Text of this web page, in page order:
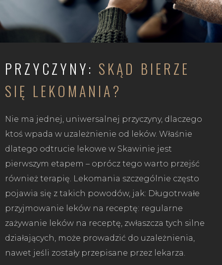
PRZYCZYNY: SKĄD BIERZE
SIĘ LEKOMANIA?
Nie ma jednej, uniwersalnej przyczyny, dlaczego
ktoś wpada w uzależnienie od leków. Właśnie
dlatego odtrucie lekowe w Skawinie jest
pierwszym etapem – oprócz tego warto przejść
również terapię. Lekomania szczególnie często
pojawia się z takich powodów, jak: Długotrwałe
przyjmowanie leków na receptę: regularne
zażywanie leków na receptę, zwłaszcza tych silne
działających, może prowadzić do uzależnienia,
nawet jeśli zostały przepisane przez lekarza.